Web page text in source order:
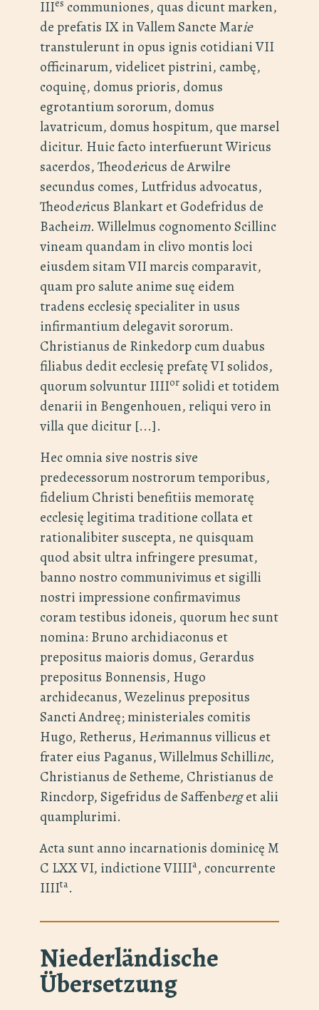
IIIes communiones, quas dicunt marken,
de prefatis IX in Vallem Sancte Marie
transtulerunt in opus ignis cotidiani VII
officinarum, videlicet pistrini, cambę,
coquinę, domus prioris, domus
egrotantium sororum, domus
lavatricum, domus hospitum, que marsel
dicitur. Huic facto interfuerunt Wiricus
sacerdos, Theodericus de Arwilre
secundus comes, Lutfridus advocatus,
Theodericus Blankart et Godefridus de
Bacheim. Willelmus cognomento Scillinc
vineam quandam in clivo montis loci
eiusdem sitam VII marcis comparavit,
quam pro salute anime suę eidem
tradens ecclesię specialiter in usus
infirmantium delegavit sororum.
Christianus de Rinkedorp cum duabus
filiabus dedit ecclesię prefatę VI solidos,
quorum solvuntur IIIIor solidi et totidem
denarii in Bengenhouen, reliqui vero in
villa que dicitur [...].
Hec omnia sive nostris sive
predecessorum nostrorum temporibus,
fidelium Christi benefitiis memoratę
ecclesię legitima traditione collata et
rationalibiter suscepta, ne quisquam
quod absit ultra infringere presumat,
banno nostro communivimus et sigilli
nostri impressione confirmavimus
coram testibus idoneis, quorum hec sunt
nomina: Bruno archidiaconus et
prepositus maioris domus, Gerardus
prepositus Bonnensis, Hugo
archidecanus, Wezelinus prepositus
Sancti Andreę; ministeriales comitis
Hugo, Retherus, Herimannus villicus et
frater eius Paganus, Willelmus Schillinc,
Christianus de Setheme, Christianus de
Rincdorp, Sigefridus de Saffenberget alii
quamplurimi.
Acta sunt anno incarnationis dominicę M
C LXX VI, indictione VIIIIa, concurrente
IIIIta.
Niederländische
Übersetzung